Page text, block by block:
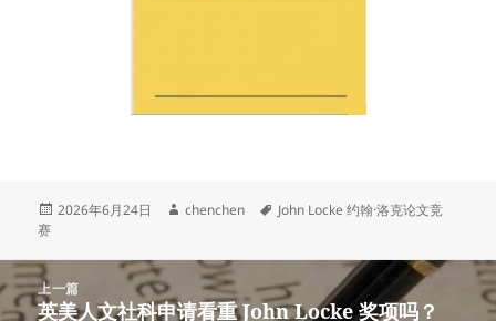
发
2026年6月24日
作
chenchen
标
John Locke 约翰·洛克论文竞
赛
章
上一篇
上
英美人文社科申请看重 John Locke 奖项吗？